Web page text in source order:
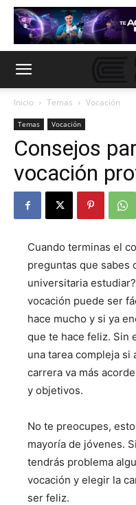
Inicio Temas Vocación
Temas Vocación
Consejos
vocación
Cuando terminas el
preguntas que sabes
universitaria
vocación puede ser
hace mucho y si ya
que te hace feliz. Sin
una tarea compleja si
carrera va más
y objetivos.
No te preocupes,
mayoría de jóvenes.
tendrás problema
vocación y elegir la
ser feliz.